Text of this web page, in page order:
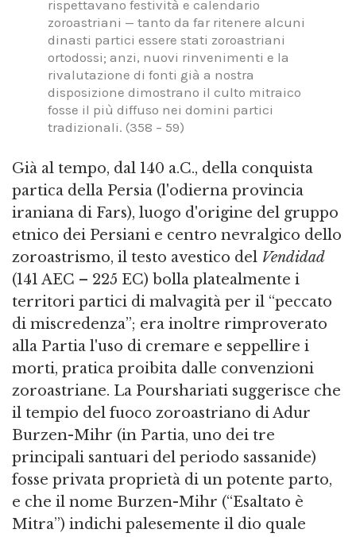
rispettavano festività e calendario
zoroastriani — tanto da far ritenere alcuni
dinasti partici essere stati zoroastriani
ortodossi; anzi, nuovi rinvenimenti e la
rivalutazione di fonti già a nostra
disposizione dimostrano il culto mitraico
fosse il più diffuso nei domini partici
tradizionali. (358 – 59)
Già al tempo, dal 140 a.C., della conquista
partica della Persia (l'odierna provincia
iraniana di Fars), luogo d'origine del gruppo
etnico dei Persiani e centro nevralgico dello
zoroastrismo, il testo avestico del Vendidad
(141 AEC – 225 EC) bolla platealmente i
territori partici di malvagità per il “peccato
di miscredenza”; era inoltre rimproverato
alla Partia l'uso di cremare e seppellire i
morti, pratica proibita dalle convenzioni
zoroastriane. La Pourshariati suggerisce che
il tempio del fuoco zoroastriano di Adur
Burzen-Mihr (in Partia, uno dei tre
principali santuari del periodo sassanide)
fosse privata proprietà di un potente parto,
e che il nome Burzen-Mihr (“Esaltato è
Mitra”) indichi palesemente il dio quale